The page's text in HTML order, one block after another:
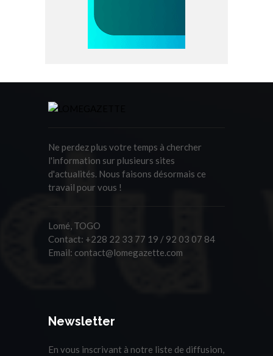
Ne perdez plus votre temps à chercher
l'information sur plusieurs sites
d'actualités. Nous faisons désormais ce
travail pour vous !
Lomé, TOGO
Contact: +228 22 33 77 19 / 92 03 07 84
Email: contact@lomegazette.com
Newsletter
En vous inscrivant à notre liste de diffusion,